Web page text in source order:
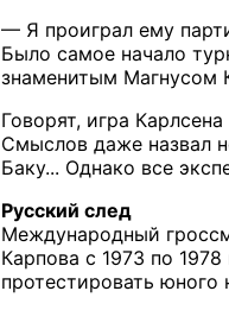
— Я проиграл ему
Было самое начало
знаменитым Магнусом
Говорят, игра
Смыслов даже назвал
Баку... Однако все
Русский след
Международный
Карпова с 1973 по
протестировать юного